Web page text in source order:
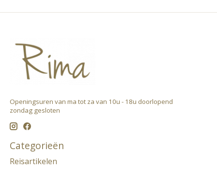
Openingsuren van ma tot za van 10u - 18u doorlopend ​
zondag gesloten
Categorieën
Reisartikelen